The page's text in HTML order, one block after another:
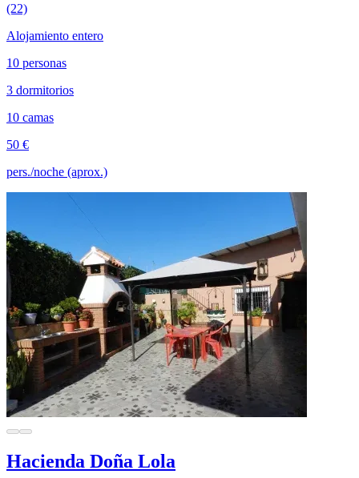
(22)
Alojamiento entero
10 personas
3 dormitorios
10 camas
50 €
pers./noche (aprox.)
Hacienda Doña Lola